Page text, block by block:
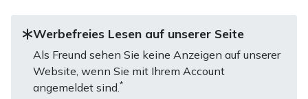
Werbefreies Lesen auf unserer Seite
Als Freund sehen Sie keine Anzeigen auf unserer
Website, wenn Sie mit Ihrem Account
angemeldet sind.*